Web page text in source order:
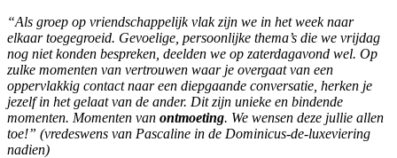
“Als groep op vriendschappelijk vlak zijn we in het week naar
elkaar toegegroeid. Gevoelige, persoonlijke thema’s die we vrijdag
nog niet konden bespreken, deelden we op zaterdagavond wel. Op
zulke momenten van vertrouwen waar je overgaat van een
oppervlakkig contact naar een diepgaande conversatie, herken je
jezelf in het gelaat van de ander. Dit zijn unieke en bindende
momenten. Momenten van ontmoeting. We wensen deze jullie allen
toe!” (vredeswens van Pascaline in de Dominicus-de-luxeviering
nadien)